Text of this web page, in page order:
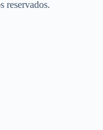
reservados.